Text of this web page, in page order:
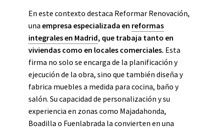
En este contexto destaca Reformar Renovación,
una empresa especializada en reformas
integrales en Madrid, que trabaja tanto en
viviendas como en locales comerciales. Esta
firma no solo se encarga de la planificación y
ejecución de la obra, sino que también diseña y
fabrica muebles a medida para cocina, baño y
salón. Su capacidad de personalización y su
experiencia en zonas como Majadahonda,
Boadilla o Fuenlabrada la convierten en una